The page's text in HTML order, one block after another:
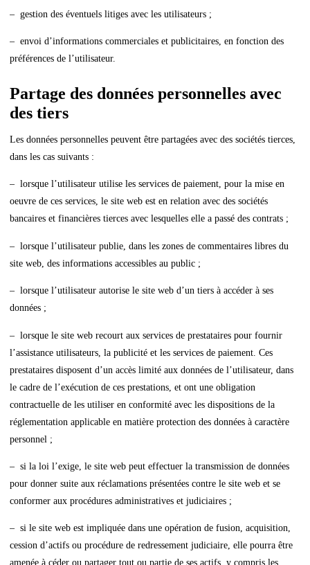
– gestion des éventuels litiges avec les utilisateurs ;
– envoi d’informations commerciales et publicitaires, en fonction des
préférences de l’utilisateur.
Partage des données personnelles avec
des tiers
Les données personnelles peuvent être partagées avec des sociétés tierces,
dans les cas suivants :
– lorsque l’utilisateur utilise les services de paiement, pour la mise en
oeuvre de ces services, le site web est en relation avec des sociétés
bancaires et financières tierces avec lesquelles elle a passé des contrats ;
– lorsque l’utilisateur publie, dans les zones de commentaires libres du
site web, des informations accessibles au public ;
– lorsque l’utilisateur autorise le site web d’un tiers à accéder à ses
données ;
– lorsque le site web recourt aux services de prestataires pour fournir
l’assistance utilisateurs, la publicité et les services de paiement. Ces
prestataires disposent d’un accès limité aux données de l’utilisateur, dans
le cadre de l’exécution de ces prestations, et ont une obligation
contractuelle de les utiliser en conformité avec les dispositions de la
réglementation applicable en matière protection des données à caractère
personnel ;
– si la loi l’exige, le site web peut effectuer la transmission de données
pour donner suite aux réclamations présentées contre le site web et se
conformer aux procédures administratives et judiciaires ;
– si le site web est impliquée dans une opération de fusion, acquisition,
cession d’actifs ou procédure de redressement judiciaire, elle pourra être
amenée à céder ou partager tout ou partie de ses actifs, y compris les